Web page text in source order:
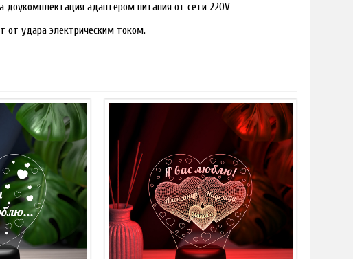
доукомплектация адаптером питания от сети 220V
от удара электрическим током.